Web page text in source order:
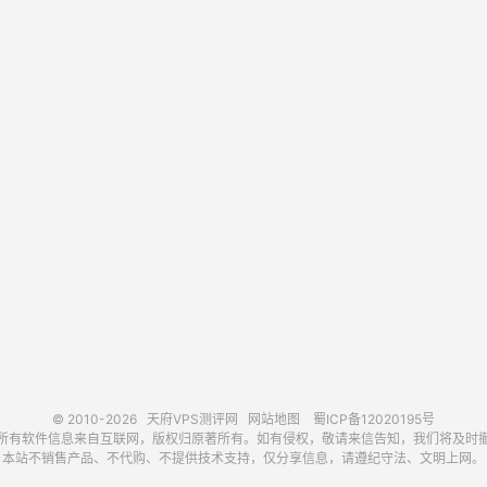
© 2010-2026 天府VPS测评网 网站地图
蜀ICP备12020195号
有软件信息来自互联网，版权归原著所有。如有侵权，敬请来信告知，我们将及时
本站不销售产品、不代购、不提供技术支持，仅分享信息，请遵纪守法、文明上网。